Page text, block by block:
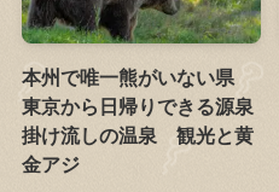
本州で唯一熊がいない県
東京から日帰りできる源泉
掛け流しの温泉 観光と黄
金アジ